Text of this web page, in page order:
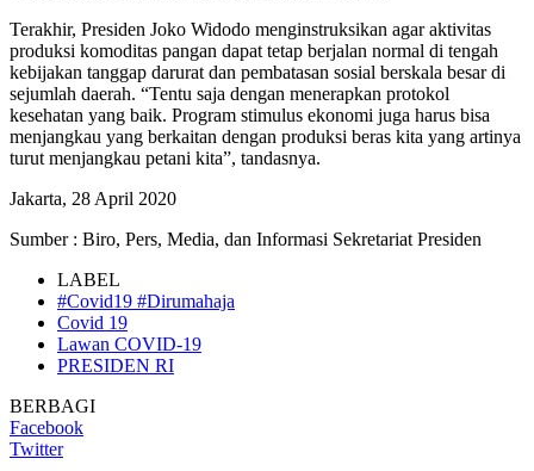
Terakhir, Presiden Joko Widodo menginstruksikan agar aktivitas
produksi komoditas pangan dapat tetap berjalan normal di tengah
kebijakan tanggap darurat dan pembatasan sosial berskala besar di
sejumlah daerah. “Tentu saja dengan menerapkan protokol
kesehatan yang baik. Program stimulus ekonomi juga harus bisa
menjangkau yang berkaitan dengan produksi beras kita yang artinya
turut menjangkau petani kita”, tandasnya.
Jakarta, 28 April 2020
Sumber : Biro, Pers, Media, dan Informasi Sekretariat Presiden
LABEL
#Covid19 #Dirumahaja
Covid 19
Lawan COVID-19
PRESIDEN RI
BERBAGI
Facebook
Twitter